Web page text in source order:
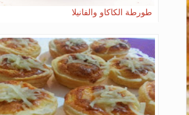
طورطة الكاكاو والفانيلا